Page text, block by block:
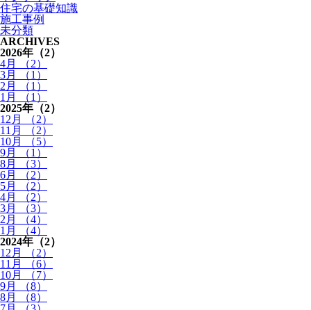
住宅の基礎知識
施⼯事例
未分類
ARCHIVES
2026年 （2）
4月 （2）
3月 （1）
2月 （1）
1月 （1）
2025年 （2）
12月 （2）
11月 （2）
10月 （5）
9月 （1）
8月 （3）
6月 （2）
5月 （2）
4月 （2）
3月 （3）
2月 （4）
1月 （4）
2024年 （2）
12月 （2）
11月 （6）
10月 （7）
9月 （8）
8月 （8）